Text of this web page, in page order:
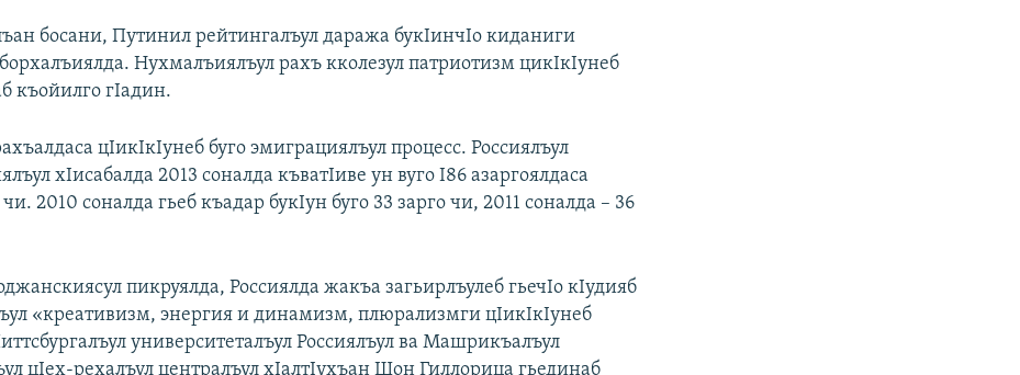
босани, Путинил рейтингалъул даража букIинчIо киданиги
Нухмалъиялъул рахъ кколезул патриотизм цикIкIунеб
къойилго гIадин.
цIикIкIунеб буго эмиграциялъул процесс. Россиялъул
хIисабалда 2013 соналда къватIиве ун вуго I86 азаргоялдаса
2010 соналда гьеб къадар букIун буго 33 зарго чи, 2011 соналда – 36
пикруялда, Россиялда жакъа загьирлъулеб гьечIо кIудияб
«креативизм, энергия и динамизм, плюрализмги цIикIкIунеб
университеталъул Россиялъул ва Машрикъалъул
цIех-рехалъул централъул хIалтIухъан Шон Гиллорица гьединаб